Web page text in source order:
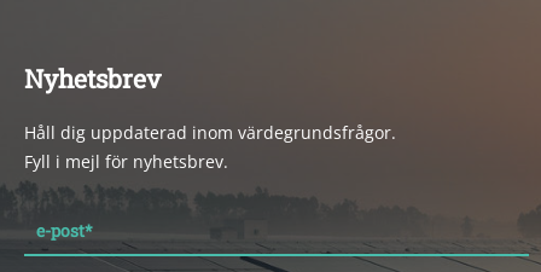
Nyhetsbrev
Håll dig uppdaterad inom värdegrundsfrågor.
Fyll i mejl för nyhetsbrev.
e-post*